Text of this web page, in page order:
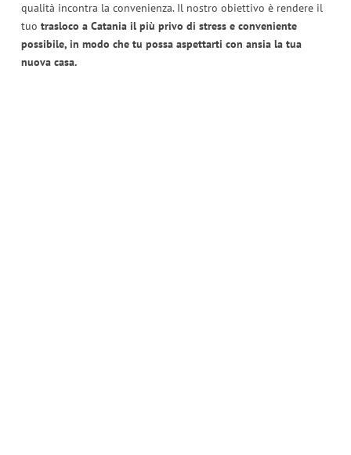
qualità incontra la convenienza. Il nostro obiettivo è rendere il
tuo trasloco a Catania il più privo di stress e conveniente
possibile, in modo che tu possa aspettarti con ansia la tua
nuova casa.